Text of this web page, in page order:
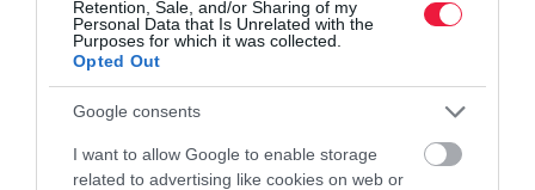
Retention, Sale, and/or Sharing of my
Personal Data that Is Unrelated with the
Purposes for which it was collected.
Opted Out
Google consents
I want to allow Google to enable storage
related to advertising like cookies on web or
Elindultak a végrehajtói inkasszók a Revoluton, a kellemetlen
döntésről emailt vagy appos értesítést kapnak az érintettek a
banktól. Nem érdemes tehát ezen a számlán dugdosnod a pénzed,
ha tartozásod…